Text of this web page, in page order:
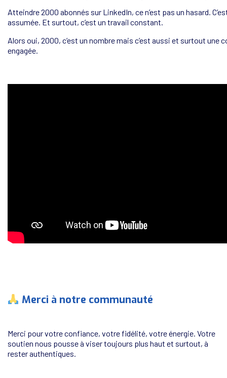
Atteindre 2000 abonnés sur LinkedIn, ce n’est pas un hasard.
assumée. Et surtout, c’est un travail constant.
Alors oui, 2000, c’est un nombre mais c’est aussi et surtout une
engagée.
Merci à notre communauté
Merci pour votre confiance, votre fidélité, votre énergie. Votre
soutien nous pousse à viser toujours plus haut et surtout, à
rester authentiques.